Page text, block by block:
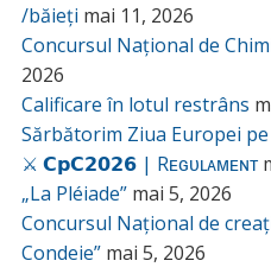
/băieți mai 11, 2026
Concursul Național de
2026
Calificare în lotul restrâns
Sărbătorim Ziua Europei
⚔️ 𝗖𝗽𝗖𝟮𝟬𝟮𝟲 | Rᴇɢᴜʟᴀᴍᴇɴᴛ
„La Pléiade” mai 5, 2026
Concursul Național de
Condeie” mai 5, 2026